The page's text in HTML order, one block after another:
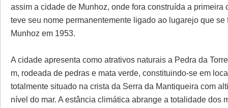
assim a cidade de Munhoz, onde fora construída a
teve seu nome permanentemente ligado ao lugarejo que
Munhoz em 1953.
A cidade apresenta como atrativos naturais a Pedra da
m, rodeada de pedras e mata verde, constituindo-se em
totalmente situado na crista da Serra da Mantiqueira com
nível do mar. A estância climática abrange a totalidade dos